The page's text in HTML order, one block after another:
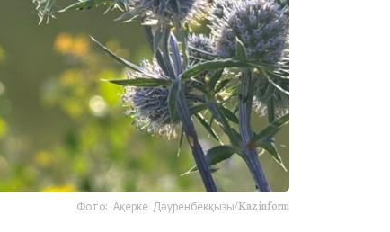
Фото: Ақерке Дәуренбекқызы/Kazinform